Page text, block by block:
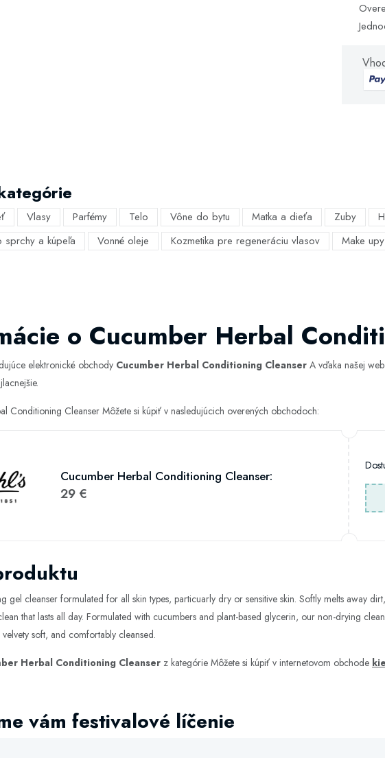
Vlasy Parfémy Telo Vône do bytu Matka a dieťa Zuby
sprchy a kúpeľa Vonné oleje Kozmetika pre regeneráciu vlasov Make upy
o Cucumber Herbal
elektronické obchody Cucumber Herbal Conditioning Cleanser A vďaka našej
Conditioning Cleanser Môžete si kúpiť v nasledujúcich overených obchodoch:
Cucumber Herbal Conditioning Cleanser:
29 €
gel cleanser formulated for all skin types, particuarly dry or sensitive skin. Softly melts away
that lasts all day. Formulated with cucumbers and plant-based glycerin, our non-drying
soft, and comfortably cleansed.
Herbal Conditioning Cleanser z kategórie Môžete si kúpiť v internetovom obchode
vám festivalové líčenie